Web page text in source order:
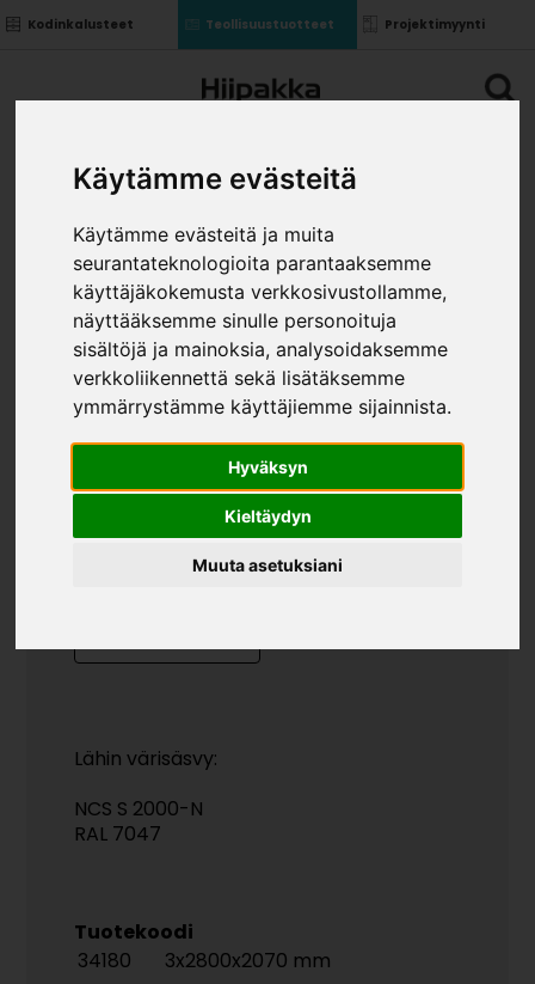
Käytämme evästeitä
Käytämme evästeitä ja muita
seurantateknologioita parantaaksemme
käyttäjäkokemusta verkkosivustollamme,
näyttääksemme sinulle personoituja
sisältöjä ja mainoksia, analysoidaksemme
verkkoliikennettä sekä lisätäksemme
ymmärrystämme käyttäjiemme sijainnista.
Hyväksyn
Kieltäydyn
Muuta asetuksiani
Kodinkalusteet Teollisuustuotteet Projektimyynti
TAUSTALEVY 0112 HARMAA
Teollisuustuotteet Levytuotteet »
Kovalevyt ja
Taustalevy 0112 harmaa
Lähin värisäsvy:
NCS S 2000-N
RAL 7047
Tuotekoodi
34180
3x2800x2070 mm